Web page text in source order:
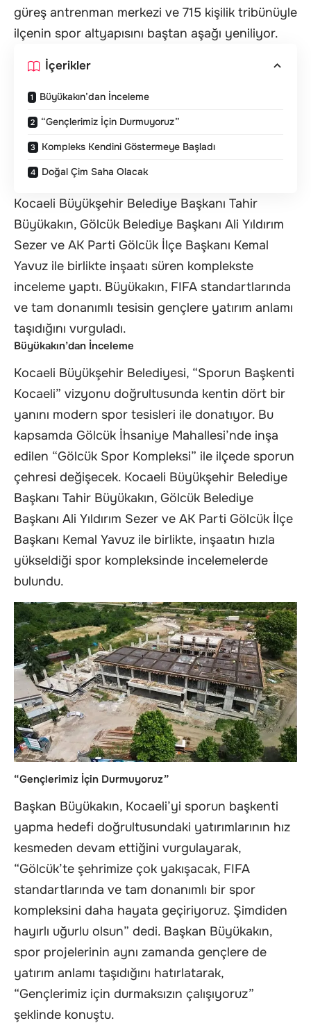
güreş antrenman merkezi ve 715 kişilik tribünüyle
ilçenin spor altyapısını baştan aşağı yeniliyor.
İçerikler
Büyükakın’dan İnceleme
“Gençlerimiz İçin Durmuyoruz”
Kompleks Kendini Göstermeye Başladı
Doğal Çim Saha Olacak
Kocaeli Büyükşehir Belediye Başkanı Tahir
Büyükakın, Gölcük Belediye Başkanı Ali Yıldırım
Sezer ve AK Parti Gölcük İlçe Başkanı Kemal
Yavuz ile birlikte inşaatı süren komplekste
inceleme yaptı. Büyükakın, FIFA standartlarında
ve tam donanımlı tesisin gençlere yatırım anlamı
taşıdığını vurguladı.
Büyükakın’dan İnceleme
Kocaeli Büyükşehir Belediyesi, “Sporun Başkenti
Kocaeli” vizyonu doğrultusunda kentin dört bir
yanını modern spor tesisleri ile donatıyor. Bu
kapsamda Gölcük İhsaniye Mahallesi’nde inşa
edilen “Gölcük Spor Kompleksi” ile ilçede sporun
çehresi değişecek. Kocaeli Büyükşehir Belediye
Başkanı Tahir Büyükakın, Gölcük Belediye
Başkanı Ali Yıldırım Sezer ve AK Parti Gölcük İlçe
Başkanı Kemal Yavuz ile birlikte, inşaatın hızla
yükseldiği spor kompleksinde incelemelerde
bulundu.
“Gençlerimiz İçin Durmuyoruz”
Başkan Büyükakın, Kocaeli’yi sporun başkenti
yapma hedefi doğrultusundaki yatırımlarının hız
kesmeden devam ettiğini vurgulayarak,
“Gölcük’te şehrimize çok yakışacak, FIFA
standartlarında ve tam donanımlı bir spor
kompleksini daha hayata geçiriyoruz. Şimdiden
hayırlı uğurlu olsun” dedi. Başkan Büyükakın,
spor projelerinin aynı zamanda gençlere de
yatırım anlamı taşıdığını hatırlatarak,
“Gençlerimiz için durmaksızın çalışıyoruz”
şeklinde konuştu.